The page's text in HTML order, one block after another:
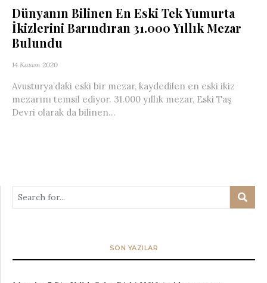
Dünyanın Bilinen En Eski Tek Yumurta
İkizlerini Barındıran 31.000 Yıllık Mezar
Bulundu
14 Kasım 2020
Avusturya’daki eski bir mezar, kaydedilen en eski ikiz
mezarını temsil ediyor. 31.000 yıllık mezar, Eski Taş
Devri olarak da bilinen...
SON YAZILAR